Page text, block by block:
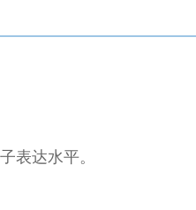
表达水平。